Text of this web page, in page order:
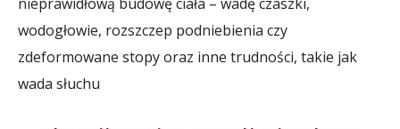
wodogłowie, rozszczep podniebienia czy
zdeformowane stopy oraz inne trudności, takie jak
wada słuchu